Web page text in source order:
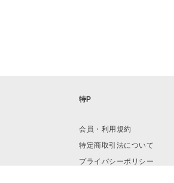
特P
会員・利用規約
特定商取引法について
プライバシーポリシー